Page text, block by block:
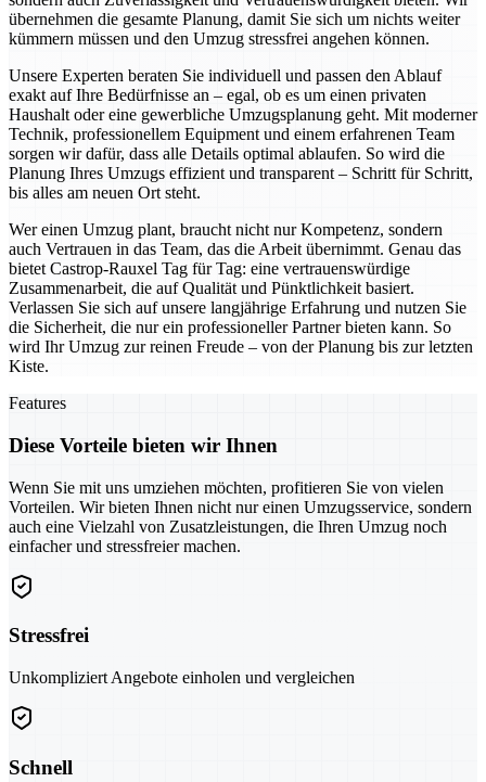
übernehmen die gesamte Planung, damit Sie sich um nichts weiter
kümmern müssen und den Umzug stressfrei angehen können.
Unsere Experten beraten Sie individuell und passen den Ablauf
exakt auf Ihre Bedürfnisse an – egal, ob es um einen privaten
Haushalt oder eine gewerbliche Umzugsplanung geht. Mit moderner
Technik, professionellem Equipment und einem erfahrenen Team
sorgen wir dafür, dass alle Details optimal ablaufen. So wird die
Planung Ihres Umzugs effizient und transparent – Schritt für Schritt,
bis alles am neuen Ort steht.
Wer einen Umzug plant, braucht nicht nur Kompetenz, sondern
auch Vertrauen in das Team, das die Arbeit übernimmt. Genau das
bietet Castrop-Rauxel Tag für Tag: eine vertrauenswürdige
Zusammenarbeit, die auf Qualität und Pünktlichkeit basiert.
Verlassen Sie sich auf unsere langjährige Erfahrung und nutzen Sie
die Sicherheit, die nur ein professioneller Partner bieten kann. So
wird Ihr Umzug zur reinen Freude – von der Planung bis zur letzten
Kiste.
Features
Diese Vorteile bieten wir Ihnen
Wenn Sie mit uns umziehen möchten, profitieren Sie von vielen
Vorteilen. Wir bieten Ihnen nicht nur einen Umzugsservice, sondern
auch eine Vielzahl von Zusatzleistungen, die Ihren Umzug noch
einfacher und stressfreier machen.
Stressfrei
Unkompliziert Angebote einholen und vergleichen
Schnell